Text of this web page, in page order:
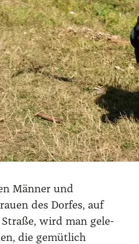
Män­ner und
des Dor­fes, auf
wird man gele­
die gemüt­lich